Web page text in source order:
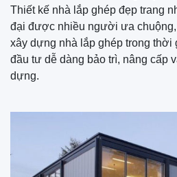
Thiết kế nhà lắp ghép đẹp trang
đại được nhiều người ưa
xây dựng nhà lắp ghép trong thời
đầu tư dễ dàng bảo trì, nâng cấp
dựng.